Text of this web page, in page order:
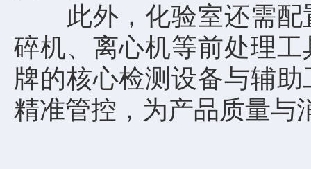
此外，化验室还需配
碎机、离心机等前处理
牌的核心检测设备与辅
精准管控，为产品质量与